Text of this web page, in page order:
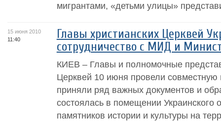
мигрантами, «детьми улицы»
15 июня 2010
11:40
Главы христианских Церквей
сотрудничество с МИД и
КИЕВ – Главы и полномочные
Церквей 10 июня провели совместную
приняли ряд важных документов и
состоялась в помещении Украинского
памятников истории и культуры на